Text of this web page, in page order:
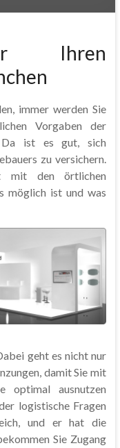
Ihren
immer werden Sie
Vorgaben der
Da ist es gut, sich
zu versichern.
mit den örtlichen
möglich ist und was
geht es nicht nur
damit Sie mit
optimal ausnutzen
logistische Fragen
und er hat die
Sie Zugang